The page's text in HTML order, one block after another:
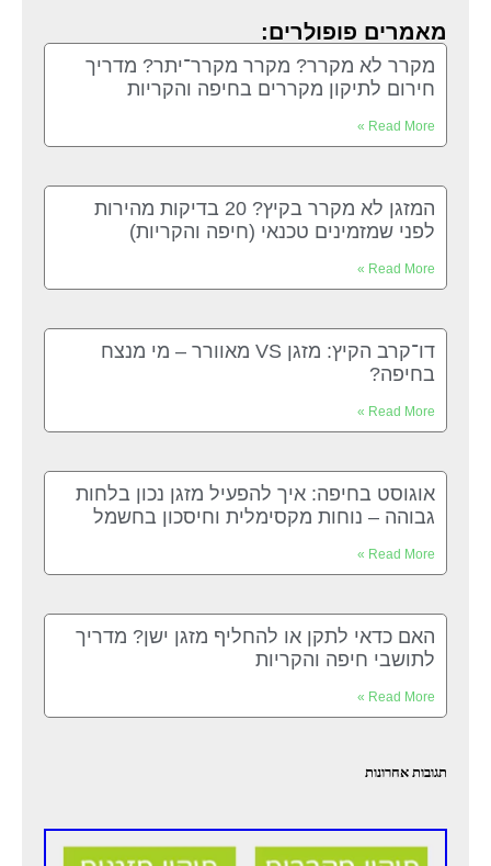
מאמרים פופולרים:
מקרר לא מקרר? מקרר מקרר־יתר? מדריך
חירום לתיקון מקררים בחיפה והקריות
Read More »
המזגן לא מקרר בקיץ? 20 בדיקות מהירות
לפני שמזמינים טכנאי (חיפה והקריות)
Read More »
דו־קרב הקיץ: מזגן VS מאוורר – מי מנצח
בחיפה?
Read More »
אוגוסט בחיפה: איך להפעיל מזגן נכון בלחות
גבוהה – נוחות מקסימלית וחיסכון בחשמל
Read More »
האם כדאי לתקן או להחליף מזגן ישן? מדריך
לתושבי חיפה והקריות
Read More »
תגובות אחרונות